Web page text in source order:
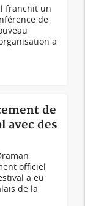
franchit un
de
a
de
avec des
officiel
a eu
de la